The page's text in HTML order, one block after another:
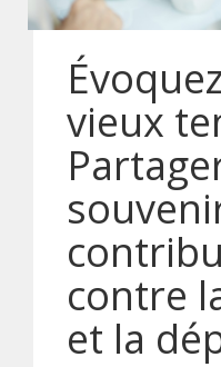
vieux
contre
et la